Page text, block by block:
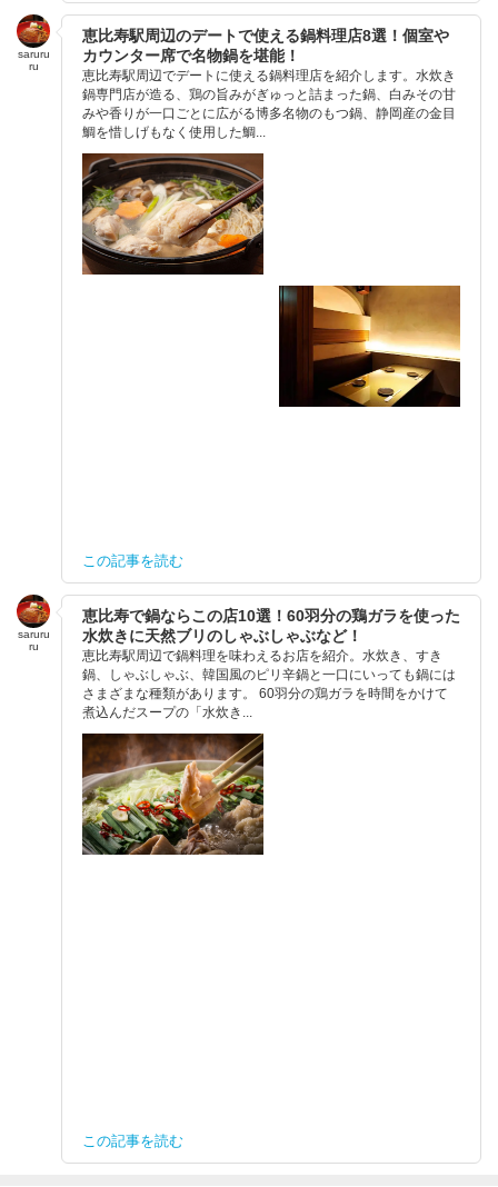
saruru
ru
恵比寿駅周辺のデートで使える鍋料理店8選！個室や
カウンター席で名物鍋を堪能！
恵比寿駅周辺でデートに使える鍋料理店を紹介します。水炊き
鍋専門店が造る、鶏の旨みがぎゅっと詰まった鍋、白みその甘
みや香りが一口ごとに広がる博多名物のもつ鍋、静岡産の金目
鯛を惜しげもなく使用した鯛...
この記事を読む
saruru
ru
恵比寿で鍋ならこの店10選！60羽分の鶏ガラを使った
水炊きに天然ブリのしゃぶしゃぶなど！
恵比寿駅周辺で鍋料理を味わえるお店を紹介。水炊き、すき
鍋、しゃぶしゃぶ、韓国風のピリ辛鍋と一口にいっても鍋には
さまざまな種類があります。 60羽分の鶏ガラを時間をかけて
煮込んだスープの「水炊き...
この記事を読む